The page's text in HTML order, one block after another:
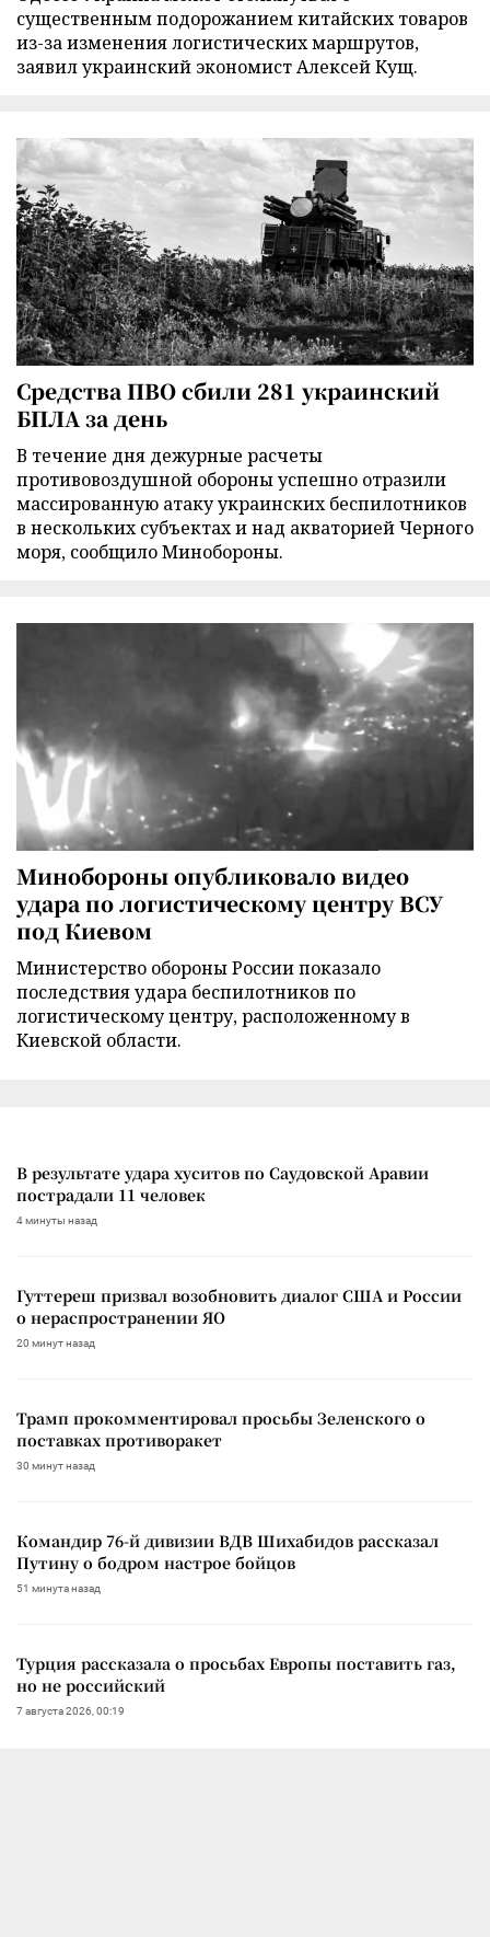
существенным подорожанием китайских товаров
из-за изменения логистических маршрутов,
заявил украинский экономист Алексей Кущ.
Средства ПВО сбили 281 украинский
БПЛА за день
В течение дня дежурные расчеты
противовоздушной обороны успешно отразили
массированную атаку украинских беспилотников
в нескольких субъектах и над акваторией Черного
моря, сообщило Минобороны.
Минобороны опубликовало видео
удара по логистическому центру ВСУ
под Киевом
Министерство обороны России показало
последствия удара беспилотников по
логистическому центру, расположенному в
Киевской области.
В результате удара хуситов по Саудовской Аравии
пострадали 11 человек
4 минуты назад
Гуттереш призвал возобновить диалог США и России
о нераспространении ЯО
20 минут назад
Трамп прокомментировал просьбы Зеленского о
поставках противоракет
30 минут назад
Командир 76-й дивизии ВДВ Шихабидов рассказал
Путину о бодром настрое бойцов
51 минута назад
Турция рассказала о просьбах Европы поставить газ,
но не российский
7 августа 2026, 00:19